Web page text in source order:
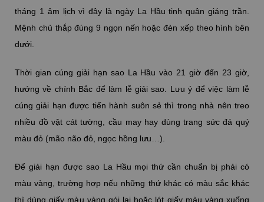
tháng 1 âm lịch vì đây là ngày La Hầu tinh quân giáng trần.
Mệnh chủ thắp đúng 9 ngọn nến hoặc đèn xếp theo hình bên
dưới.
Thời gian cúng giải hạn sao La Hầu vào 21 giờ đến 23 giờ,
hướng về chính Bắc để làm lễ giải sao. Lưu ý để việc làm lễ
cúng giải hạn được tiến hành suôn sẻ thì trong nhà nên treo
nhiều đồ vật cát tường, cầu may hay dùng trang sức đá quý
màu đỏ (mão não đỏ, ngọc hồng lưu…).
Để giải hạn được sao La Hầu mọi thứ cần chuẩn bị phải có
màu vàng, trường hợp nếu những thứ khác có màu sắc khác
thì dùng giấy màu vàng gói lại hoặc lót giấy màu vàng xuống